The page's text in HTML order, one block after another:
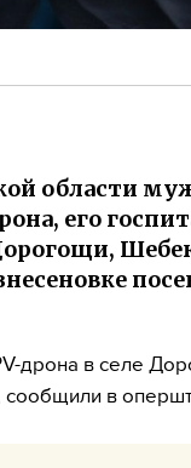
области
его
дрона в селе
в